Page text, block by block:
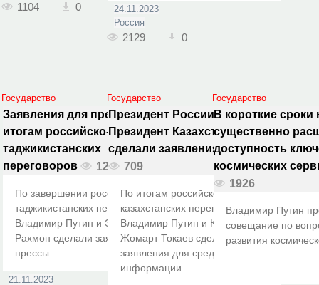
1104 0
24.11.2023
Россия
2129 0
Государство
Заявления для прессы по
итогам российско-
таджикистанских
переговоров
1293
По завершении российско-
таджикистанских переговоров
Владимир Путин и Эмомали
Рахмон сделали заявления для
прессы
21.11.2023
Государство
Президент России и
Президент Казахстана
сделали заявления для СМИ
709
По итогам российско-
казахстанских переговоров
Владимир Путин и Касым-
Жомарт Токаев сделали
заявления для средств массовой
информации
Государство
В короткие сроки
существенно
доступность
космических
1926
Владимир Путин
совещание по
развития